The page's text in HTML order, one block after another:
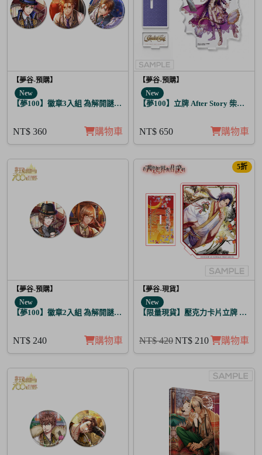
【夢谷-預購】
New
【夢100】徽章3入組 為解開謎題的妳施加愛的魔法 布里特芬
NT$ 360 購物車
【夢谷-預購】
New
【夢100】立牌 After Story 柴郡貓
NT$ 650 購物車
【夢谷-預購】
New
【夢100】徽章2入組 為解開謎題的妳施加愛的魔法 格雷亞姆
NT$ 240 購物車
5折
【夢谷-現貨】
New
【限量現貨】壓克力卡片立牌 傳遞
NT$ 420NT$ 210 購物車